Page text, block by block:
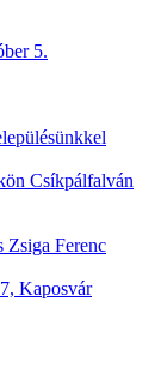
5.
Csíkpálfalván
Zsiga Ferenc
Kaposvár